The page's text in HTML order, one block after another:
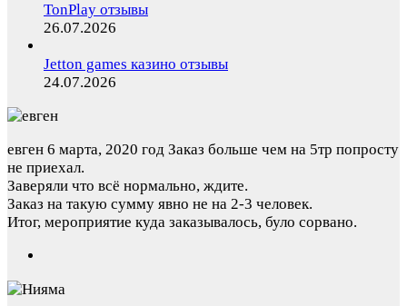
TonPlay отзывы
26.07.2026
Jetton games казино отзывы
24.07.2026
евген 6 марта, 2020 год Заказ больше чем на 5тр попросту
не приехал.
Заверяли что всё нормально, ждите.
Заказ на такую сумму явно не на 2-3 человек.
Итог, мероприятие куда заказывалось, було сорвано.